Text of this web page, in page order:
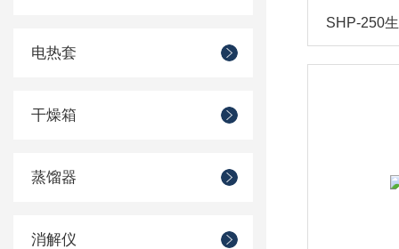
电热套
干燥箱
蒸馏器
消解仪
SHP-250